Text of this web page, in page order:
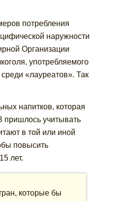
потребления
наружности
Организации
употребляемого
«лауреатов». Так
напитков, которая
пришлось учитывать
в той или иной
повысить
лет.
которые бы